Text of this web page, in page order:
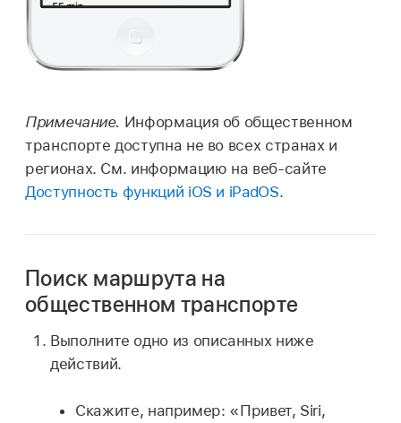
Примечание. Информация об общественном
транспорте доступна не во всех странах и
регионах. См. информацию на веб-сайте
Доступность функций iOS и iPadOS.
Поиск маршрута на
общественном транспорте
Выполните одно из описанных ниже
действий.
Скажите, например: «Привет, Siri,